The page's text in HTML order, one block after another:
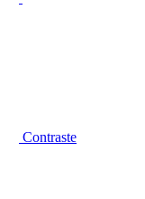
Contraste